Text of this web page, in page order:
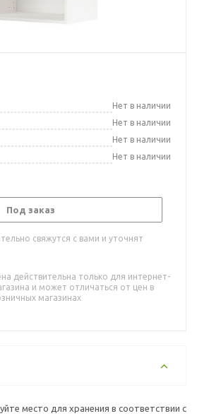
Нет в наличии
Нет в наличии
Нет в наличии
Нет в наличии
Под заказ
свяжутся с вами и уточнят
действительна только для интернет-
и может отличаться от цен в
магазинах
место для хранения в соответствии с